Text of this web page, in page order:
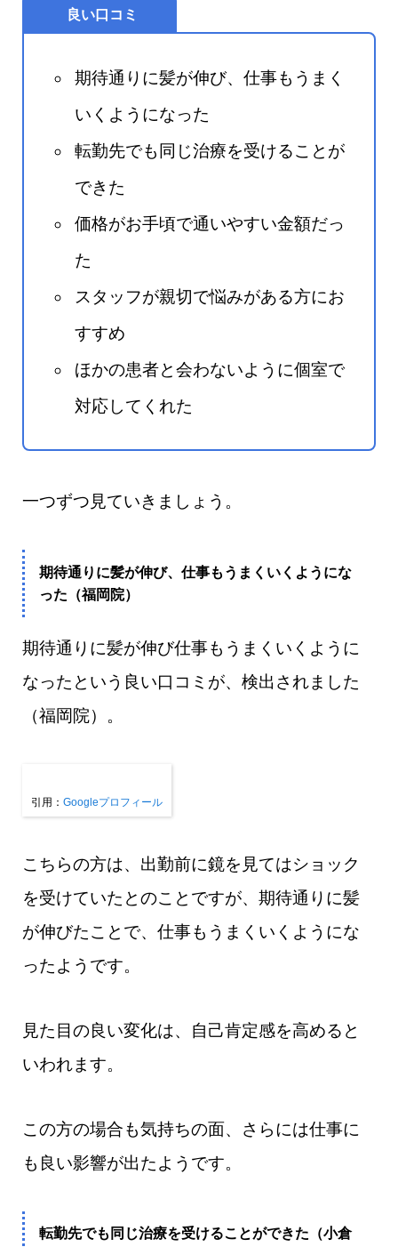
良い口コミ
期待通りに髪が伸び、仕事もうまく
いくようになった
転勤先でも同じ治療を受けることが
できた
価格がお手頃で通いやすい金額だっ
た
スタッフが親切で悩みがある方にお
すすめ
ほかの患者と会わないように個室で
対応してくれた
一つずつ見ていきましょう。
期待通りに髪が伸び、仕事もうまくいくようにな
った（福岡院）
期待通りに髪が伸び仕事もうまくいくように
なったという良い口コミが、検出されました
（福岡院）。
引用：​​​​​​ Googleプロフィール
こちらの方は、出勤前に鏡を見てはショック
を受けていたとのことですが、期待通りに髪
が伸びたことで、仕事もうまくいくようにな
ったようです。
見た目の良い変化は、自己肯定感を高めると
いわれます。
この方の場合も気持ちの面、さらには仕事に
も良い影響が出たようです。
転勤先でも同じ治療を受けることができた（小倉